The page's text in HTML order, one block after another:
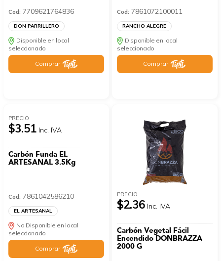
Cod: 7709621764836
DON PARRILLERO
Disponible en local
seleccionado
Comprar
Cod: 7861072100011
RANCHO ALEGRE
Disponible en local
seleccionado
Comprar
PRECIO
$3.51 Inc. IVA
Carbón Funda EL
ARTESANAL 3.5Kg
Cod: 7861042586210
EL ARTESANAL
No Disponible en local
seleccionado
Comprar
PRECIO
$2.36 Inc. IVA
Carbón Vegetal Fácil
Encendido DONBRAZZA
2000 G